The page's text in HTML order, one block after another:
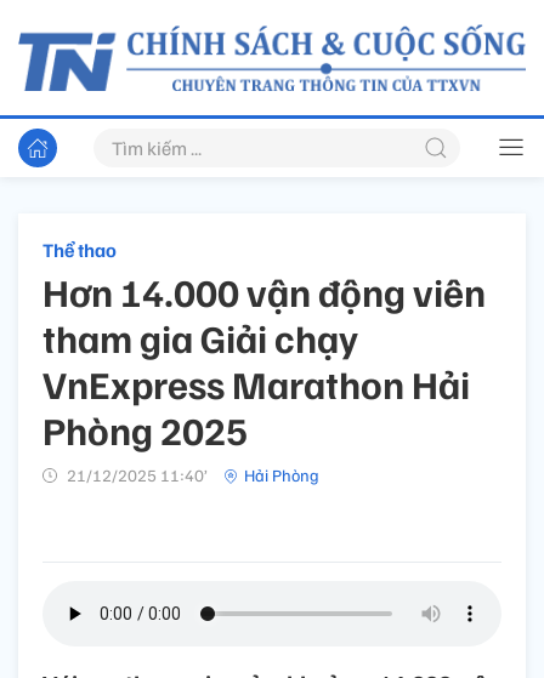
Thể thao
Hơn 14.000 vận động viên
tham gia Giải chạy
VnExpress Marathon Hải
Phòng 2025
21/12/2025 11:40’ Hải Phòng